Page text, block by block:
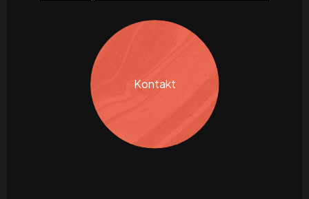
Kontakt